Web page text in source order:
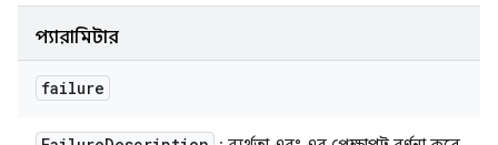
প্যারামিটার
failure